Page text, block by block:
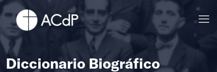
Diccionario Biográfico